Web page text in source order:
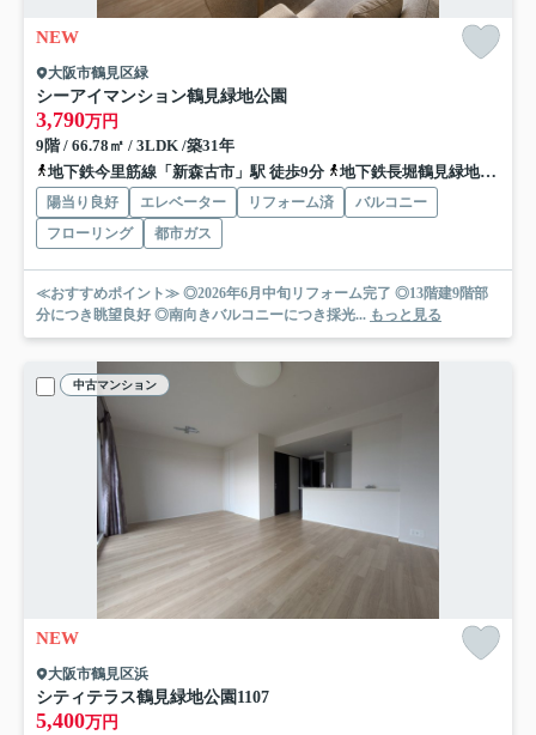
NEW
大阪市鶴見区緑
シーアイマンション鶴見緑地公園
3,790万円
9階 / 66.78㎡ / 3LDK /築31年
地下鉄今里筋線「新森古市」駅 徒歩9分
地下鉄長堀鶴見緑地「今福鶴見」駅 徒歩15分
陽当り良好 エレベーター リフォーム済
バルコニー
フローリング
都市ガス
≪おすすめポイント≫ ◎2026年6月中旬リフォーム完了 ◎13階建9階部
分につき眺望良好 ◎南向きバルコニーにつき採光... もっと見る
中古マンション
NEW
大阪市鶴見区浜
シティテラス鶴見緑地公園 1107
5,400万円